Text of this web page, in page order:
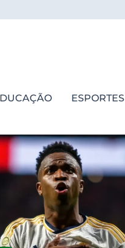
ESPORTES